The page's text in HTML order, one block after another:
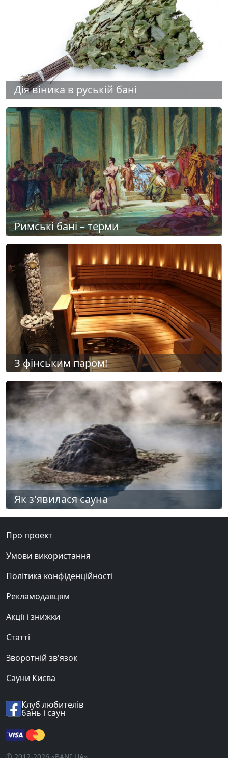
Дія віника в руській бані
Римські бані – терми
З фінським паром!
Як з'явилася сауна
Про проект
Умови використання
Політика конфіденційності
Рекламодавцям
Акції і знижки
Статті
Зворотній зв'язок
Сауни Києва
Клуб любителів
бань і саун
© 2012-2026 «BANI.UA».